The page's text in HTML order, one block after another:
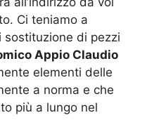
Ci teniamo a
sostituzione di pezzi
Appio Claudio
elementi delle
a norma e che
più a lungo nel